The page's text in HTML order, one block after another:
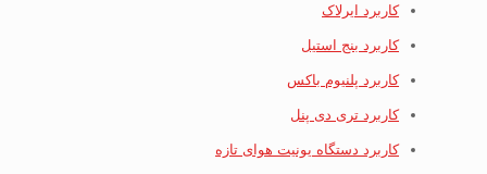
کاربرد ایرلاک
کاربرد بنج استیل
کاربرد پلنیوم باکس
کاربرد تری دی پنل
کاربرد دستگاه یونیت هوای تازه